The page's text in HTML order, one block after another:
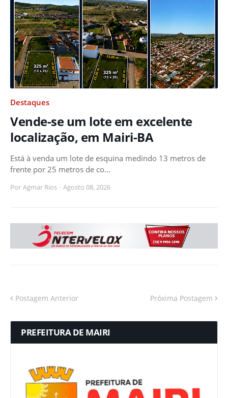
Destaques
Vende-se um lote em excelente
localização, em Mairi-BA
Está à venda um lote de esquina medindo 13 metros de
frente por 25 metros de co…
Por Agmar Rios - Agosto 08, 2026
Postagem Anterior Próxima Postagem
PREFEITURA DE MAIRI